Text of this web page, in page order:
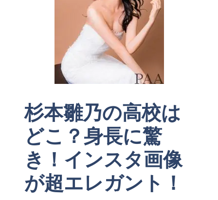
杉本雛乃の高校は
どこ？身長に驚
き！インスタ画像
が超エレガント！